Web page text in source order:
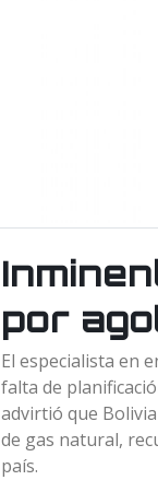
por
El especialista en
falta de
advirtió que
de gas natural,
país.